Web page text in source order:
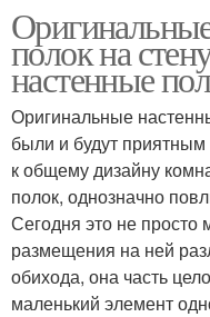
Навесные полки
Оригинальные
Открытые полки
полок на
настенные
Оригинальные
были и будут
к общему дизайну
полок, однозначно
Сегодня это не просто
размещения на ней
обихода, она часть
маленький элемент